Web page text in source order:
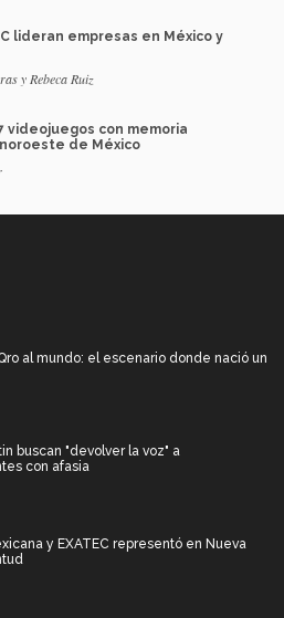
lideran empresas en México y
y Rebeca Ruiz
videojuegos con memoria
de México
al mundo: el escenario donde nació un
buscan "devolver la voz" a
con afasia
y EXATEC representó en Nueva